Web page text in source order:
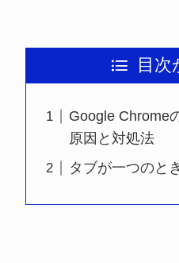
目次
Google Chrome
原因と対処法
タブが一つのと